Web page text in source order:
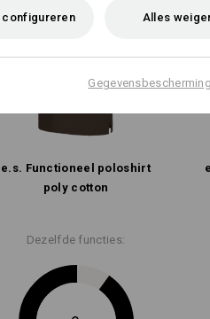
e.s. Functioneel poloshirt
poly cotton
Dezelfde functies:
configureren Alles
Gegevensbescherming